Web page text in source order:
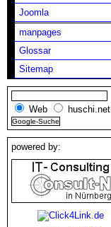
Joomla
manpages
Glossar
Sitemap
Web huschi.net
powered by: